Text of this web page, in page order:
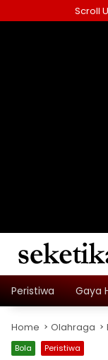
to
Scroll
Peristiwa Gaya
Home Olahraga
Bola Peristiwa